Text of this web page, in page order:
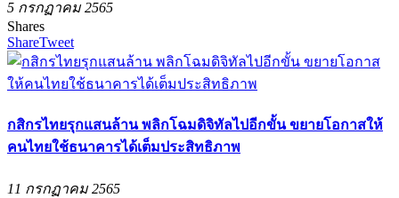
5 กรกฏาคม 2565
Shares
ShareTweet
กสิกรไทยรุกแสนล้าน พลิกโฉมดิจิทัลไปอีกขั้น ขยายโอกาสให้
คนไทยใช้ธนาคารได้เต็มประสิทธิภาพ
11 กรกฏาคม 2565